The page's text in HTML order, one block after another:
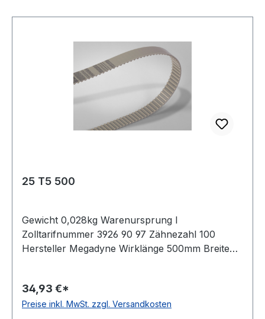
25 T5 500
Gewicht 0,028kg Warenursprung I
Zolltarifnummer 3926 90 97 Zähnezahl 100
Hersteller Megadyne Wirklänge 500mm Breite
Norm DIN 7721 antistatisch nein
34,93 €*
Preise inkl. MwSt. zzgl. Versandkosten